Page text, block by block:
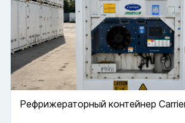
Рефрижераторный контейнер